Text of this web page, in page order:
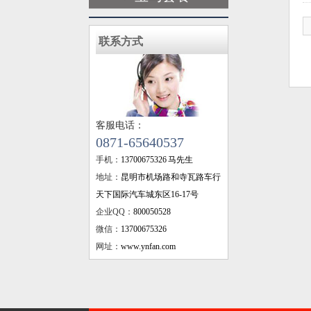
联系方式
客服电话：
0871-65640537
手机： 13700675326 马先生
地址： 昆明市机场路和寺瓦路车行
天下国际汽车城东区16-17号
企业QQ： 800050528
微信： 13700675326
网址： www.ynfan.com